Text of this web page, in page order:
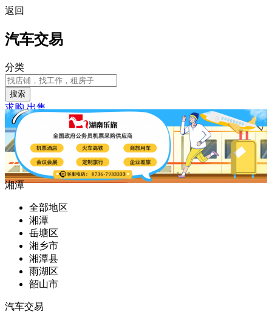
返回
汽车交易
分类
搜索
求购 出售
湘潭
全部地区
湘潭
岳塘区
湘乡市
湘潭县
雨湖区
韶山市
汽车交易